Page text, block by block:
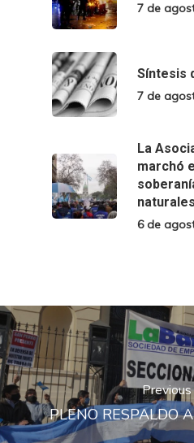
7 de
Síntesis
7 de
La
marchó
naturales
6 de
PLENO RESPALDO